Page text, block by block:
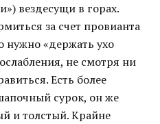
вездесущи в горах.
за счет провианта
нужно «держать ухо
не смотря ни
Есть более
сурок, он же
и толстый. Крайне